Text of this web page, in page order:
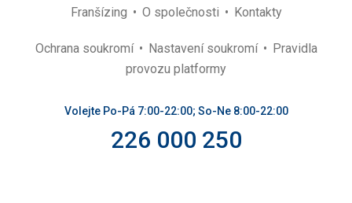
Franšízing
O společnosti Kontakty
Ochrana soukromí Nastavení soukromí
Pravidla
provozu platformy
Volejte Po-Pá 7:00-22:00; So-Ne 8:00-22:00
226 000 250